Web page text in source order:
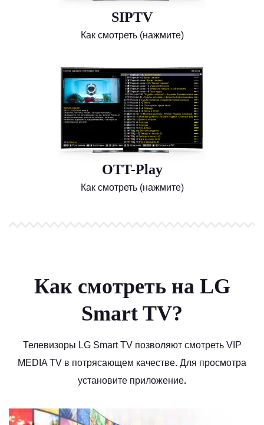
SIPTV
Как смотреть (нажмите)
OTT-Play
Как смотреть (нажмите)
Как смотреть на LG
Smart TV?
Телевизоры LG Smart TV позволяют смотреть VIP
MEDIA TV в потрясающем качестве. Для просмотра
установите приложение.